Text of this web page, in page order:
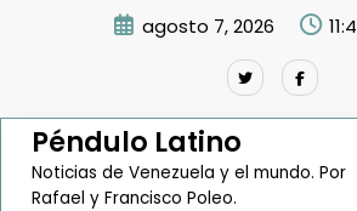
agosto 7, 2026
Péndulo Latino
Noticias de Venezuela y el mundo. Por
Rafael y Francisco Poleo.